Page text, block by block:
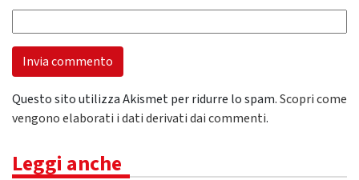
Questo sito utilizza Akismet per ridurre lo spam.Scopri come
vengono elaborati i dati derivati dai commenti.
Leggi anche